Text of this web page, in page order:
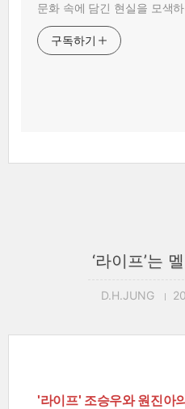
문화 속에 담긴 현실을 모색
구독하기
‘라이프’는
D.H.JUNG
'라이프' 조승우와 원진아